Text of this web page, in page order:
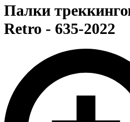
Палки
Retro - 635-2022